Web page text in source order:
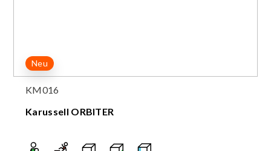
Neu
KM016
Karussell ORBITER